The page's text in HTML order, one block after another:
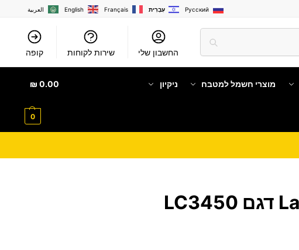
العربية English Français עִבְרִית Русский
החשבון שלי שירות לקוחות קופה
מוצרי חשמל למטבח ניקיון 0.00
₪
0